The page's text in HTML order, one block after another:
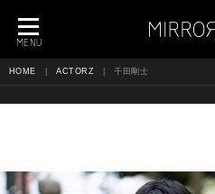
toggle
navigation
MENU
HOME ACTORZ 千田剛士